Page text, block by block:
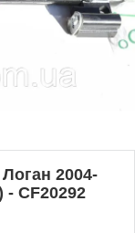
2004-
CF20292